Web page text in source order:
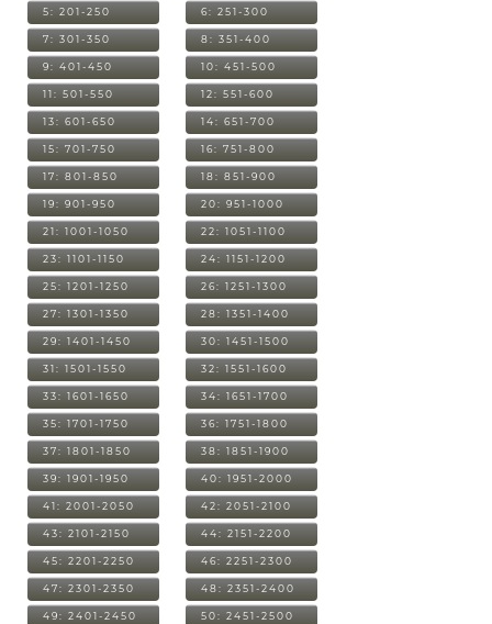
5: 201-250 6: 251-300
7: 301-350 8: 351-400
9: 401-450 10: 451-500
11: 501-550 12: 551-600
13: 601-650 14: 651-700
15: 701-750 16: 751-800
17: 801-850 18: 851-900
19: 901-950 20: 951-1000
21: 1001-1050 22: 1051-1100
23: 1101-1150 24: 1151-1200
25: 1201-1250 26: 1251-1300
27: 1301-1350 28: 1351-1400
29: 1401-1450 30: 1451-1500
31: 1501-1550 32: 1551-1600
33: 1601-1650 34: 1651-1700
35: 1701-1750 36: 1751-1800
37: 1801-1850 38: 1851-1900
39: 1901-1950 40: 1951-2000
41: 2001-2050 42: 2051-2100
43: 2101-2150 44: 2151-2200
45: 2201-2250 46: 2251-2300
47: 2301-2350 48: 2351-2400
49: 2401-2450 50: 2451-2500